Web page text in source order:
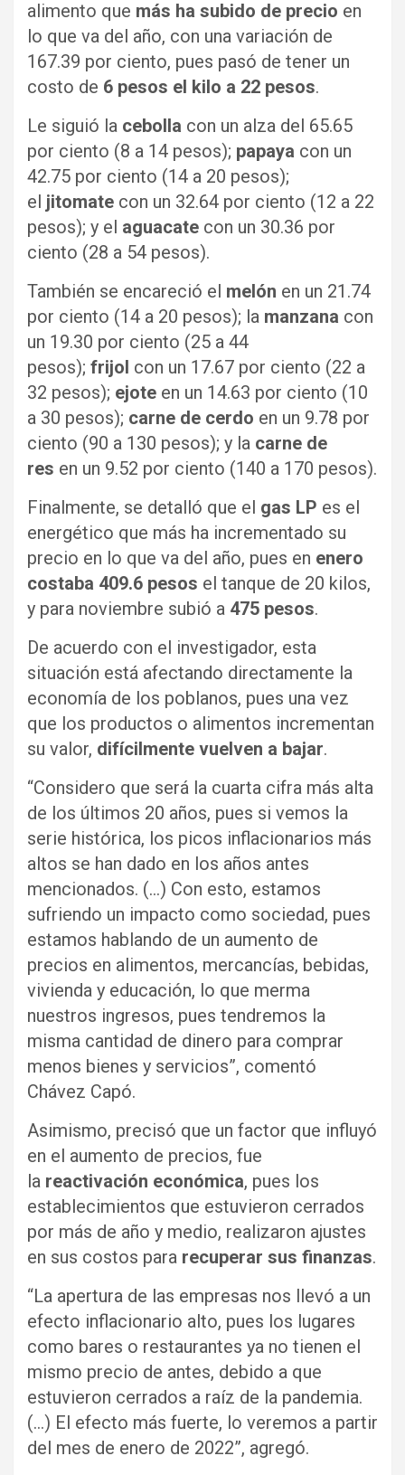
alimento que más ha subido de precio en
lo que va del año, con una variación de
167.39 por ciento, pues pasó de tener un
costo de 6 pesos el kilo a 22 pesos.
Le siguió la cebolla con un alza del 65.65
por ciento (8 a 14 pesos); papaya con un
42.75 por ciento (14 a 20 pesos);
el jitomate con un 32.64 por ciento (12 a 22
pesos); y el aguacate con un 30.36 por
ciento (28 a 54 pesos).
También se encareció el melón en un 21.74
por ciento (14 a 20 pesos); la manzana con
un 19.30 por ciento (25 a 44
pesos); frijol con un 17.67 por ciento (22 a
32 pesos); ejote en un 14.63 por ciento (10
a 30 pesos); carne de cerdo en un 9.78 por
ciento (90 a 130 pesos); y la carne de
res en un 9.52 por ciento (140 a 170 pesos).
Finalmente, se detalló que el gas LP es el
energético que más ha incrementado su
precio en lo que va del año, pues en enero
costaba 409.6 pesos el tanque de 20 kilos,
y para noviembre subió a 475 pesos.
De acuerdo con el investigador, esta
situación está afectando directamente la
economía de los poblanos, pues una vez
que los productos o alimentos incrementan
su valor, difícilmente vuelven a bajar.
“Considero que será la cuarta cifra más alta
de los últimos 20 años, pues si vemos la
serie histórica, los picos inflacionarios más
altos se han dado en los años antes
mencionados. (…) Con esto, estamos
sufriendo un impacto como sociedad, pues
estamos hablando de un aumento de
precios en alimentos, mercancías, bebidas,
vivienda y educación, lo que merma
nuestros ingresos, pues tendremos la
misma cantidad de dinero para comprar
menos bienes y servicios”, comentó
Chávez Capó.
Asimismo, precisó que un factor que influyó
en el aumento de precios, fue
la reactivación económica, pues los
establecimientos que estuvieron cerrados
por más de año y medio, realizaron ajustes
en sus costos para recuperar sus finanzas.
“La apertura de las empresas nos llevó a un
efecto inflacionario alto, pues los lugares
como bares o restaurantes ya no tienen el
mismo precio de antes, debido a que
estuvieron cerrados a raíz de la pandemia.
(…) El efecto más fuerte, lo veremos a partir
del mes de enero de 2022”, agregó.